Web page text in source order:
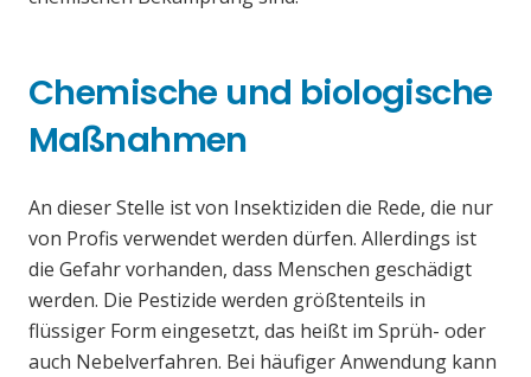
Chemische und biologische
Maßnahmen
An dieser Stelle ist von Insektiziden die Rede, die nur
von Profis verwendet werden dürfen. Allerdings ist
die Gefahr vorhanden, dass Menschen geschädigt
werden. Die Pestizide werden größtenteils in
flüssiger Form eingesetzt, das heißt im Sprüh- oder
auch Nebelverfahren. Bei häufiger Anwendung kann